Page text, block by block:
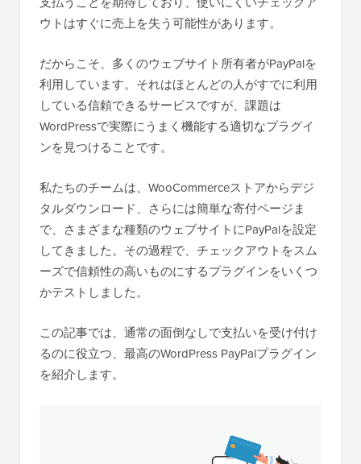
ウトはすぐに売上を失う可能性があります。
だからこそ、多くのウェブサイト所有者がPayPalを
利用しています。それはほとんどの人がすでに利用
している信頼できるサービスですが、課題は
WordPressで実際にうまく機能する適切なプラグイ
ンを見つけることです。
私たちのチームは、WooCommerceストアからデジ
タルダウンロード、さらには簡単な寄付ページま
で、さまざまな種類のウェブサイトにPayPalを設定
してきました。その過程で、チェックアウトをスム
ーズで信頼性の高いものにするプラグインをいくつ
かテストしました。
この記事では、通常の面倒なしで支払いを受け付け
るのに役立つ、最高のWordPress PayPalプラグイン
を紹介します。